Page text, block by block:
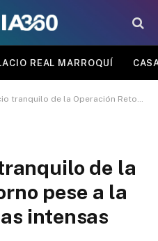
REAL MARROQUÍ
de la Operación Retorno pese a la alerta por lluvias intensas
de la
pese a la
intensas